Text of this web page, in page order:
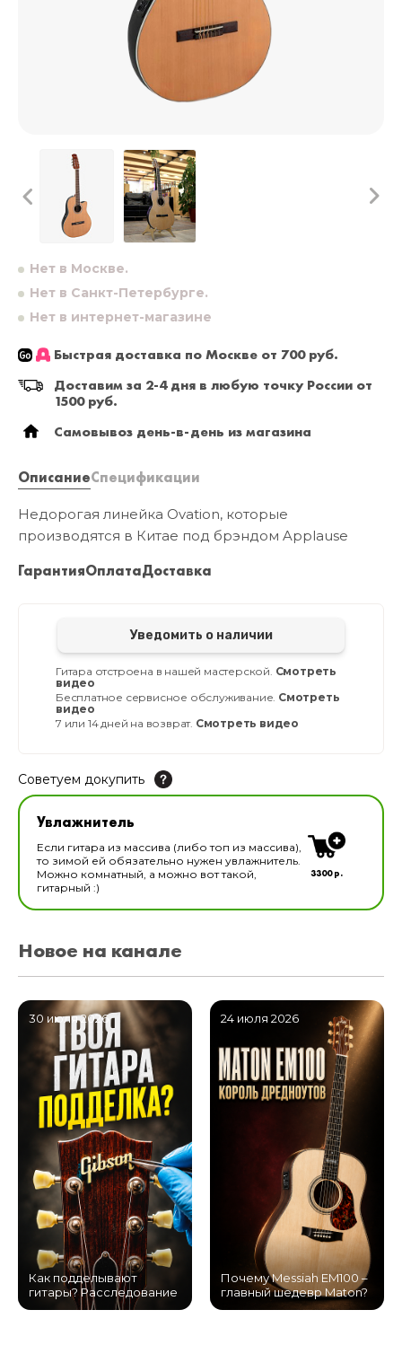
Нет в Москве.
Нет в Санкт-Петербурге.
Нет в интернет-магазине
Быстрая доставка по Москве от 700 руб.
Доставим за 2-4 дня в любую точку России от
1500 руб.
Самовывоз день-в-день из магазина
ОписаниеСпецификации
Недорогая линейка Ovation, которые
производятся в Китае под брэндом Applause
ГарантияОплатаДоставка
Уведомить о наличии
Гитара отстроена в нашей мастерской. Смотреть
видео
Бесплатное сервисное обслуживание. Смотреть
видео
7 или 14 дней на возврат. Смотреть видео
Советуем докупить
Увлажнитель для музыкальных инструментов
В наличии
Увлажнитель
Если гитара из массива (либо топ из массива),
то зимой ей обязательно нужен увлажнитель.
Можно комнатный, а можно вот такой,
гитарный :)
3300 р.
Новое на канале
30 июля 2026
Как подделывают
гитары? Расследование
24 июля 2026
Почему Messiah EM100 –
главный шедевр Maton?